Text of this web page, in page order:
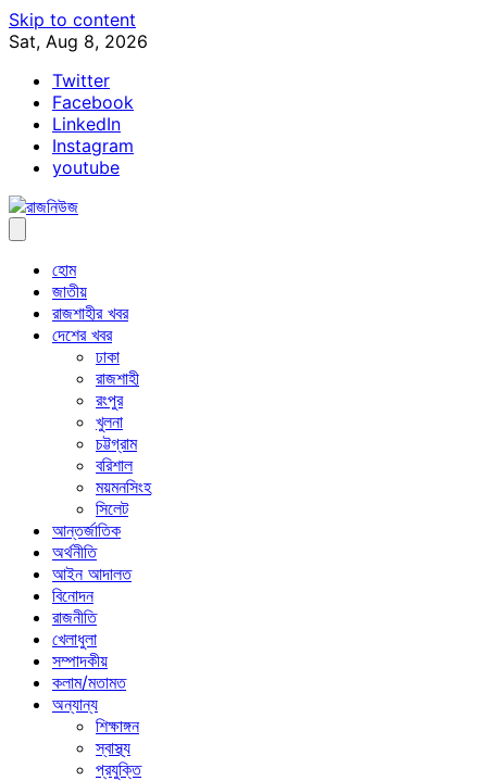
Skip to content
Sat, Aug 8, 2026
Twitter
Facebook
LinkedIn
Instagram
youtube
হোম
জাতীয়
রাজশাহীর খবর
দেশের খবর
ঢাকা
রাজশাহী
রংপুর
খুলনা
চট্টগ্রাম
বরিশাল
ময়মনসিংহ
সিলেট
আন্তর্জাতিক
অর্থনীতি
আইন আদালত
বিনোদন
রাজনীতি
খেলাধুলা
সম্পাদকীয়
কলাম/মতামত
অন্যান্য
শিক্ষাঙ্গন
স্বাস্থ্য
প্রযুক্তি